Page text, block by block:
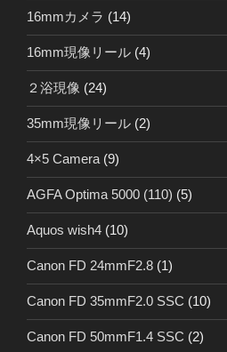
16mmカメラ (14)
16mm現像リール (4)
２浴現像 (24)
35mm現像リール (2)
4×5 Camera (9)
AGFA Optima 5000 (110) (5)
Aquos wish4 (10)
Canon FD 24mmF2.8 (1)
Canon FD 35mmF2.0 SSC (10)
Canon FD 50mmF1.4 SSC (2)